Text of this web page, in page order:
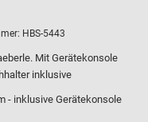
HBS-5443
Mit Gerätekonsole
inklusive
- inklusive Gerätekonsole